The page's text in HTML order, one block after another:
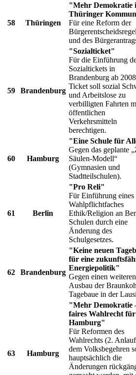
58 Thüringen
"Mehr Demokratie
Thüringer
Für eine Reform der
und des
59 Brandenburg
"Sozialticket"
Für die Einführung
Sozialtickets in
Brandenburg ab
Ticket soll sozial
und Arbeitslose zu
verbilligten Fahrten
öffentlichen
Verkehrsmitteln
berechtigen.
60 Hamburg
"Eine Schule für
Gegen das geplante
Säulen-Modell“
(Gymnasien und
Stadtteilschulen).
61 Berlin
"Pro Reli"
Für Einführung eines
Wahlpflichtfaches
Ethik/Religion an
Schulen durch eine
Änderung des
Schulgesetzes.
62 Brandenburg
"Keine neuen
für eine
Energiepolitik"
Gegen einen weiteren
Ausbau der
Tagebaue in der
63 Hamburg
"Mehr Demokratie
faires Wahlrecht für
Hamburg"
Für Reformen des
Wahlrechts (2.
dem Volksbegehren
hauptsächlich die
Änderungen